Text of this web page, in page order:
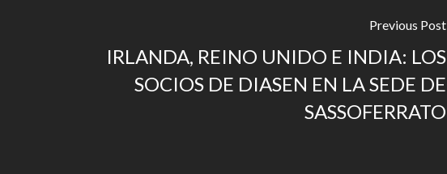
Previous Post
IRLANDA, REINO UNIDO E INDIA: LOS
SOCIOS DE DIASEN EN LA SEDE DE
SASSOFERRATO